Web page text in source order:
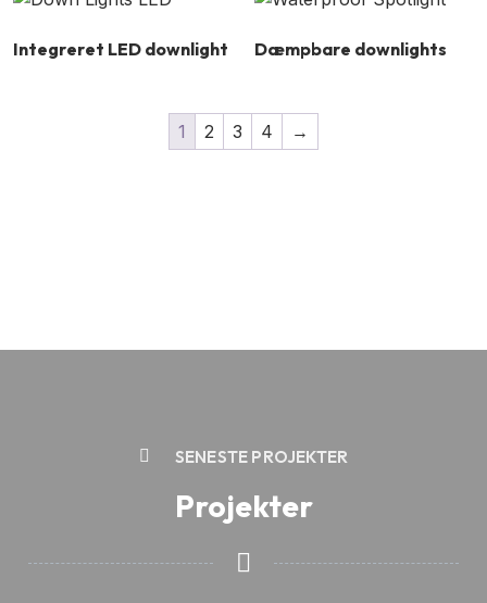
Integreret LED downlight Dæmpbare downlights
1 2 3 4 →
SENESTE PROJEKTER
Projekter